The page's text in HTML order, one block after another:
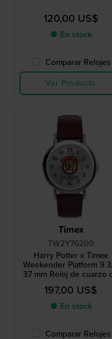
120,00 US$
● En stock
Comparar Relojes
Ver Producto
Timex
TW2Y76200
Harry Potter x Timex
Weekender Platform 9
37 mm Reloj de cuarzo
edición especial con
temática de Harry Potter
197,00 US$
● En stock
Comparar Relojes